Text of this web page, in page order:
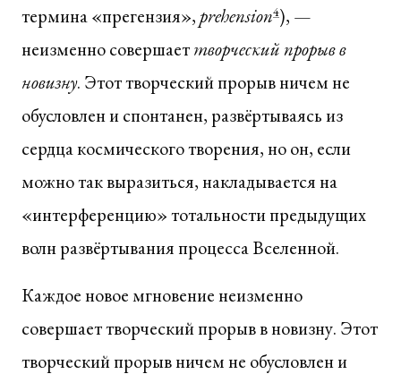
термина «прегензия»,prehension4), —
неизменно совершаеттворческий прорыв в
новизну. Этот творческий прорыв ничем не
обусловлен и спонтанен, развёртываясь из
сердца космического творения, но он, если
можно так выразиться, накладывается на
«интерференцию» тотальности предыдущих
волн развёртывания процесса Вселенной.
Каждое новое мгновение неизменно
совершает творческий прорыв в новизну. Этот
творческий прорыв ничем не обусловлен и